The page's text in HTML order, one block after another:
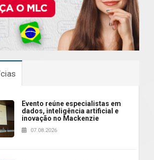
Evento reúne especialistas em
dados, inteligência artificial e
inovação no Mackenzie
07.08.2026